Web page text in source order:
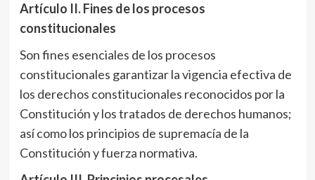
Artículo II. Fines de los procesos
constitucionales
Son fines esenciales de los procesos
constitucionales garantizar la vigencia efectiva de
los derechos constitucionales reconocidos por la
Constitución y los tratados de derechos humanos;
así como los principios de supremacía de la
Constitución y fuerza normativa.